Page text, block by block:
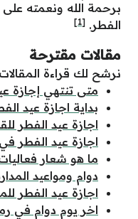
برحمة الله ونعمته
الفطر. [1]
مقالات مقترحة
نرشح لك قراءة المقالات
متى تنتهي إجازة
بداية اجازة عيد
اجازة عيد الفطر
اجازة عيد الفطر
ما هو شعار
دوام ومواعيد
اجازة عيد الفطر
اخر يوم دوام في